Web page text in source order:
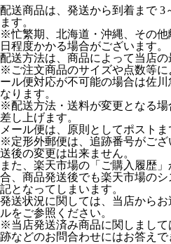
配送商品は、発送から到着まで 3
ます。
※忙繁期、北海道・沖縄、その他
日程度かかる場合がございます。
配送方法は、商品によって当店の
※ご注文商品のサイズや点数等に
ール便対応が不可能の場合は佐
なります。
※配送方法・送料が変更となる
差し上げます。
メール便は、原則としてポストま
※定形外郵便は、追跡番号がご
送後の変更は出来ません。
また、楽天市場の「ご購入履歴
合、商品発送後でも楽天市場の
記となってしまいます。
発送状況に関しては、当店から
ルをご参照ください。
※当店発送済み商品に関しまし
跡などのお問合わせにはお答えで